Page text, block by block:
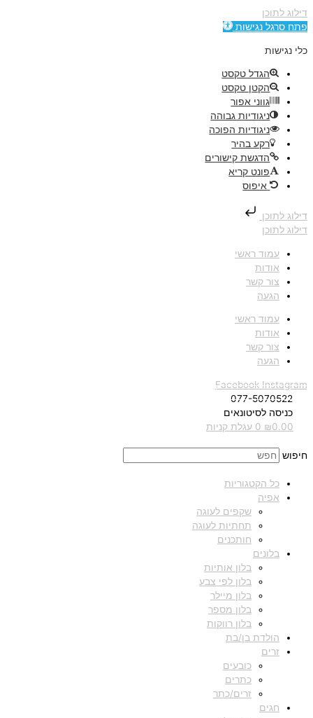
דילוג לתוכן
פתח סרגל נגישות
כלי נגישות
הגדל טקסט
הקטן טקסט
גווני אפור
ניגודיות גבוהה
ניגודיות הפוכה
רקע בהיר
הדגשת קישורים
פונט קריא
איפוס
דילוג לתוכן
דילוג לתוכן
עמוד ראשי
אודות
צור קשר
הגעה
עמוד ראשי
אודות
צור קשר
הגעה
Facebook Instagram
077-5070522
כניסה לסיטונאים
₪0.00
0 עגלת קניות
חיפוש
כל הקטגוריות
אפיה
שקפים לעוגה
תחתיות לעוגה
חותכנים
בלונים
בלון אותיות
בלון לפי צבע
בלון מיילר
בלון מספר
בלון רווקות
הולדת בן/בת
זרים
כובעים
כתרים
זרים/כתר
חגים